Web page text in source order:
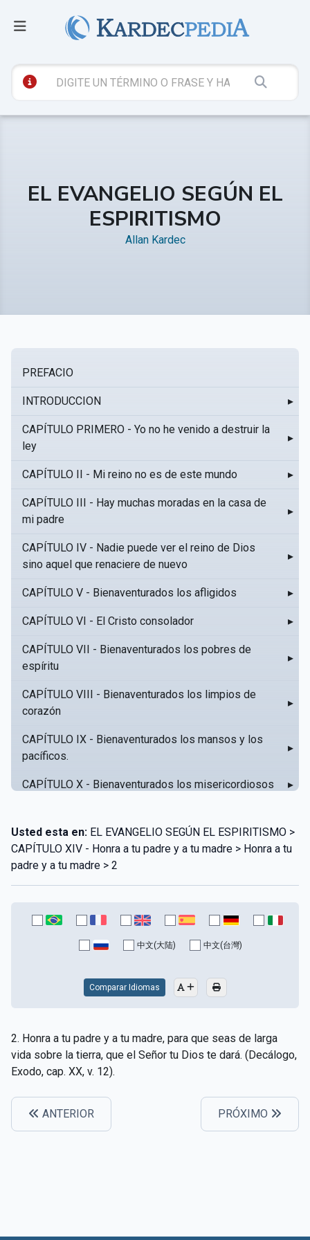
EL EVANGELIO SEGÚN EL
ESPIRITISMO
Allan Kardec
PREFACIO
INTRODUCCION ▸
CAPÍTULO PRIMERO - Yo no he venido a destruir la
ley
▸
CAPÍTULO II - Mi reino no es de este mundo ▸
CAPÍTULO III - Hay muchas moradas en la casa de
mi padre
▸
CAPÍTULO IV - Nadie puede ver el reino de Dios
sino aquel que renaciere de nuevo
▸
CAPÍTULO V - Bienaventurados los afligidos ▸
CAPÍTULO VI - El Cristo consolador ▸
CAPÍTULO VII - Bienaventurados los pobres de
espíritu
▸
CAPÍTULO VIII - Bienaventurados los limpios de
corazón
▸
CAPÍTULO IX - Bienaventurados los mansos y los
pacíficos.
▸
CAPÍTULO X - Bienaventurados los misericordiosos ▸
CAPÍTULO XII - Amad a vuestros enemigos
CAPÍTULO XIII - No sepa tu izquierda lo que hace tu
derecha
CAPÍTULO XIV - Honra a tu padre y a tu madre
CAPÍTULO XV - Sin caridad no hay salvación
CAPÍTULO XVIII - Muchos son los llamados y pocos
los escogidos
▸
CAPÍTULO XX - Los obreros de la última hora
Usted esta en: EL EVANGELIO SEGÚN EL ESPIRITISMO >
CAPÍTULO XIV - Honra a tu padre y a tu madre > Honra a tu
padre y a tu madre > 2
中文(大陆) 中文(台灣)
Comparar Idiomas
2. Honra a tu padre y a tu madre, para que seas de larga
vida sobre la tierra, que el Señor tu Dios te dará. (Decálogo,
Exodo, cap. XX, v. 12).
ANTERIOR PRÓXIMO